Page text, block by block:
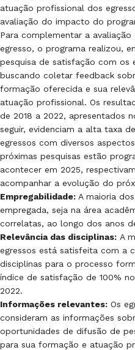
atuação profissional dos
avaliação do impacto do
Para complementar a
egresso, o programa realizou,
pesquisa de satisfação com os
buscando coletar feedback
formação oferecida e sua
atuação profissional. Os
de 2018 a 2022, apresentados
seguir, evidenciam a alta taxa
egressos com diversos
próximas pesquisas estão
acontecer em 2025,
acompanhar a evolução do
Empregabilidade: A maioria
empregada, seja na área
correlatas, ao longo dos anos
Relevância das disciplinas: A
egressos está satisfeita com a
disciplinas para o processo
índice de satisfação de 100%
2022.
Informações relevantes: Os
consideram as informações
oportunidades de difusão de
para sua formação e atuação